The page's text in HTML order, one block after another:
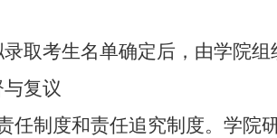
录取考生名单确定后，由学院
复议
任制度和责任追究制度。学院